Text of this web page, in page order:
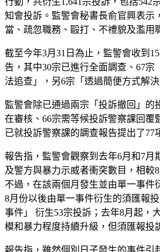
知會投訴。監警會秘書長俞官興表示
當、疏忽職務、毆打、不禮貌及濫用
截至今年3月31日為止，監警會收到
告，其中30宗已進行全面調查、67宗
法追查」，另6宗「透過簡便方式解決
監警會除已通過兩宗「投訴撤回」的
在審核、66宗需等候投訴警察課回覆
已就投訴警察課的調查報告提出了77
報告指，監警會觀察到去年6月和7月
及警方與暴力示威者衝突數目，相較
不過，在該兩個月發生並由單一事件
8月份以後由單一事件衍生的須匯報
事件」 衍生53宗投訴；去年8月起，
模和暴力程度持續升級，但須匯報投
報告指，雖然個別日子發生的事件引